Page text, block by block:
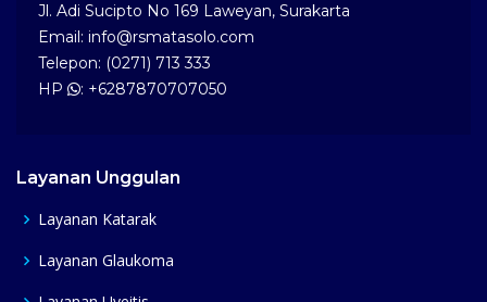
Jl. Adi Sucipto No 169 Laweyan, Surakarta
Email: info@rsmatasolo.com
Telepon: (0271) 713 333
HP
: +6287870707050
Layanan Unggulan
Layanan Katarak
Layanan Glaukoma